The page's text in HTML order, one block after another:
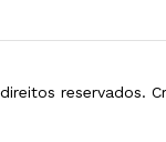
reservados.